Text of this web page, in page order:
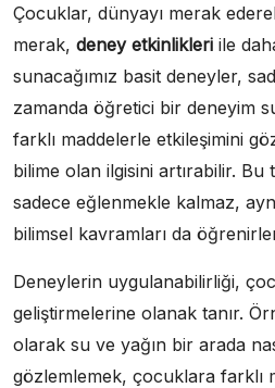
Çocuklar, dünyayı merak
merak, deney etkinlikleri ile
sunacağımız basit deneyler,
zamanda öğretici bir deneyim
farklı maddelerle etkileşimini
bilime olan ilgisini artırabilir.
sadece eğlenmekle kalmaz,
bilimsel kavramları da
Deneylerin uygulanabilirliği,
geliştirmelerine olanak tanır.
olarak su ve yağın bir arada
gözlemlemek, çocuklara farklı